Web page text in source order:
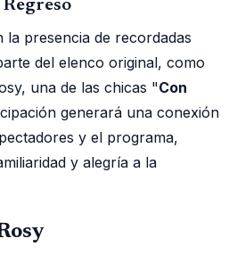
la presencia de recordadas
del elenco original, como
una de las chicas "Con
generará una conexión
y el programa,
y alegría a la